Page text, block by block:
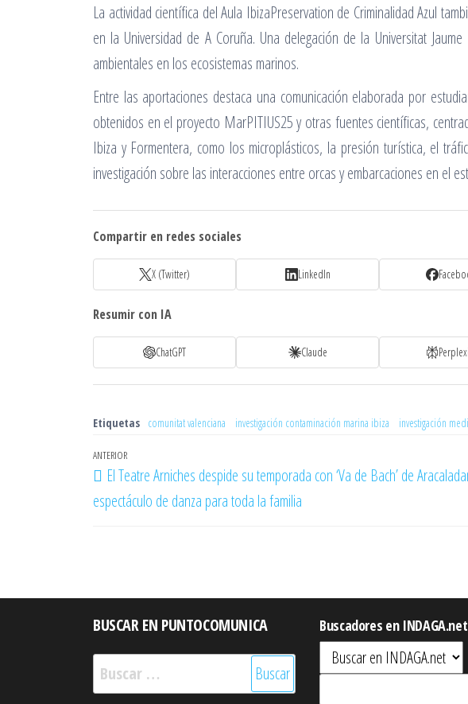
La actividad científica del Aula IbizaPreservation de Criminalidad Azul
en la Universidad de A Coruña. Una delegación de la Universitat
ambientales en los ecosistemas marinos.
Entre las aportaciones destaca una comunicación elaborada por
obtenidos en el proyecto MarPITIUS25 y otras fuentes científicas,
Ibiza y Formentera, como los microplásticos, la presión turística, el
investigación sobre las interacciones entre orcas y embarcaciones en el
Compartir en redes sociales
X (Twitter) LinkedIn
Resumir con IA
ChatGPT Claude
Etiquetas comunitat valenciana investigación contaminación marina ibiza investigación
Navegación
de
entradas
Entrada
anterior
ANTERIOR
El Teatre Arniches despide su temporada con ‘Va de Bach’ de
espectáculo de danza para toda la familia
BUSCAR EN PUNTOCOMUNICA
Buscar:
Buscadores en INDAGA.net